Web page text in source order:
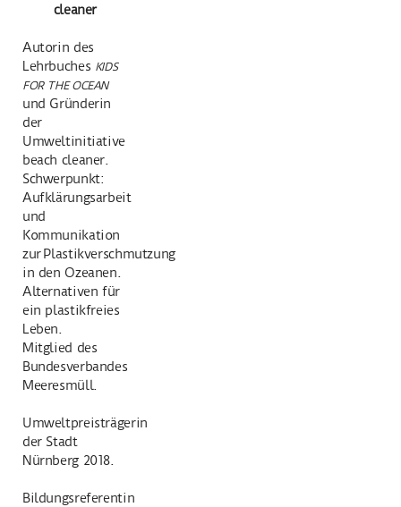
cleaner
Autorin des
Lehrbuches KIDS
FOR THE OCEAN
und Gründerin
der
Umweltinitiative
beach cleaner.
Schwerpunkt:
Aufklärungsarbeit
und
Kommunikation
zur Plastikverschmutzung
in den Ozeanen.
Alternativen für
ein plastikfreies
Leben.
Mitglied des
Bundesverbandes
Meeresmüll.
Umweltpreisträgerin
der Stadt
Nürnberg 2018.
Bildungsreferentin